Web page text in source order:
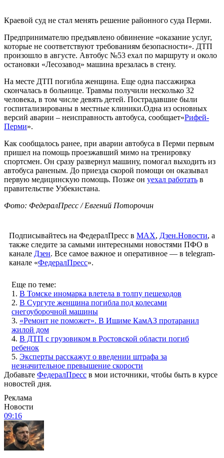
Краевой суд не стал менять решение районного суда Перми.
Предпринимателю предъявлено обвинение «оказание услуг,
которые не соответствуют требованиям безопасности». ДТП
произошло в августе. Автобус №53 ехал по маршруту и около
остановки «Лесозавод» машина врезалась в стену.
На месте ДТП погибла женщина. Еще одна пассажирка
скончалась в больнице. Травмы получили несколько 32
человека, в том числе девять детей. Пострадавшие были
госпитализированы в местные клиники.Одна из основных
версий аварии – неисправность автобуса, сообщает«Рифей-
Перми».
Как сообщалось ранее, при аварии автобуса в Перми первым
пришел на помощь проезжавший мимо на тренировку
спортсмен. Он сразу развернул машину, помогал выходить из
автобуса раненым. До приезда скорой помощи он оказывал
первую медицинскую помощь. Позже он уехал работать в
правительстве Узбекистана.
Фото: ФедералПресс / Евгений Поторочин
Подписывайтесь на ФедералПресс в МАХ, Дзен.Новости, а
также следите за самыми интересными новостями ПФО в
канале Дзен. Все самое важное и оперативное — в telegram-
канале «ФедералПресс».
Еще по теме:
1. В Томске иномарка влетела в толпу пешеходов
2. В Сургуте женщина погибла под колесами
снегоуборочной машины
3. «Ремонт не поможет». В Ишиме КамАЗ протаранил
жилой дом
4. В ДТП с грузовиком в Ростовской области погиб
ребенок
5. Эксперты расскажут о введении штрафа за
незначительное превышение скорости
Добавьте ФедералПресс в мои источники, чтобы быть в курсе
новостей дня.
Реклама
Новости
09:16